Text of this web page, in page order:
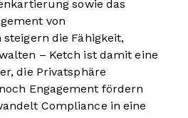
sowie das
von
die Fähigkeit,
– Ketch ist damit eine
die Privatsphäre
Engagement fördern
Compliance in eine